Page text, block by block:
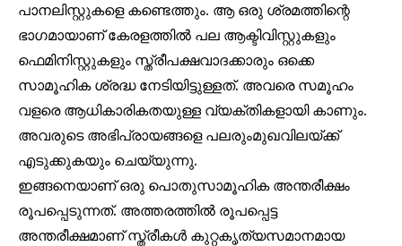
Join our community of
SUBSCRIBERS and be part of the
conversation.
To subscribe, simply enter your email address on our website
or click the subscribe button below. Don't worry, we respect
your privacy and won't spam your inbox. Your information is
പാനലിസ്റ്റുകളെ കണ്ടെത്തും. ആ ഒരു ശ്രമത്തിന്റെ
ഭാഗമായാണ് കേരളത്തിൽ പല ആക്ടിവിസ്റ്റുകളും
ഫെമിനിസ്റ്റുകളും സ്ത്രീപക്ഷവാദക്കാരും ഒക്കെ
സാമൂഹിക ശ്രദ്ധ നേടിയിട്ടുള്ളത്. അവരെ സമൂഹം
വളരെ ആധികാരികതയുള്ള വ്യക്തികളായി കാണും.
അവരുടെ അഭിപ്രായങ്ങളെ പലരുംമുഖവിലയ്ക്ക്
എടുക്കുകയും ചെയ്യുന്നു.
ഇങ്ങനെയാണ് ഒരു പൊതുസാമൂഹിക അന്തരീക്ഷം
രൂപപ്പെടുന്നത്. അത്തരത്തിൽ രൂപപ്പെട്ട
അന്തരീക്ഷമാണ് സ്ത്രീകൾ കുറ്റകൃത്യസമാനമായ